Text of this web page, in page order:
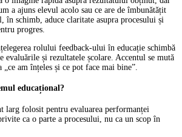
a ajuns elevul acolo sau ce are de îmbunătățit
în schimb, aduce claritate asupra procesului și
progres.
rolului feedback-ului în educație schimbă
evaluările și rezultatele școlare. Accentul se mută
am înțeles și ce pot face mai bine”.
educațional?
larg folosit pentru evaluarea performanței
ca o parte a procesului, nu ca un scop în